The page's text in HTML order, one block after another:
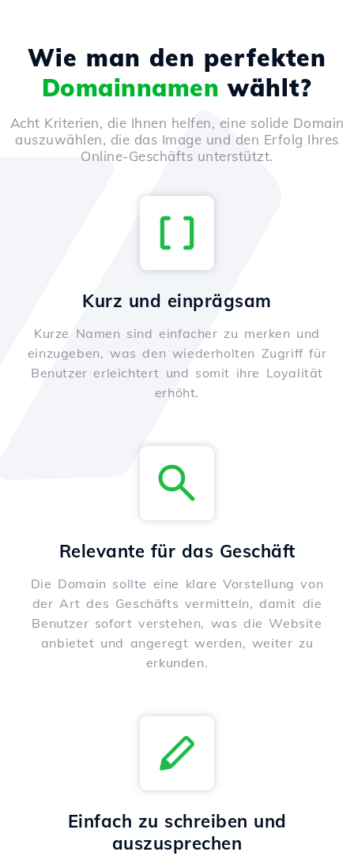
Wie man den perfekten
Domainnamen wählt?
Acht Kriterien, die Ihnen helfen, eine solide Domain
auszuwählen, die das Image und den Erfolg Ihres
Online-Geschäfts unterstützt.
Kurz und einprägsam
Kurze Namen sind einfacher zu merken und
einzugeben, was den wiederholten Zugriff für
Benutzer erleichtert und somit ihre Loyalität
erhöht.
Relevante für das Geschäft
Die Domain sollte eine klare Vorstellung von
der Art des Geschäfts vermitteln, damit die
Benutzer sofort verstehen, was die Website
anbietet und angeregt werden, weiter zu
erkunden.
Einfach zu schreiben und
auszusprechen